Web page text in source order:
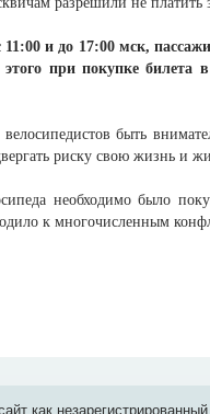
11:00 и до 17:00 мск,
при покупке билета
быть
риску свою жизнь и
необходимо было
к многочисленным
как